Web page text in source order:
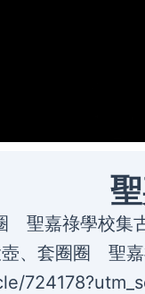
聖嘉祿學校集
、套圈圈 聖